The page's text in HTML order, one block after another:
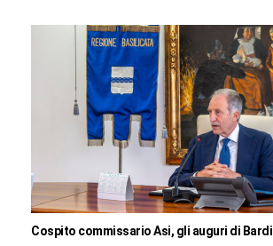
Cospito commissario Asi, gli auguri di Bardi